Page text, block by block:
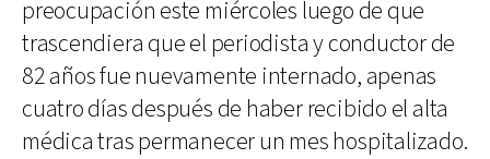
preocupación este miércoles luego de que
trascendiera que el periodista y conductor de
82 años fue nuevamente internado, apenas
cuatro días después de haber recibido el alta
médica tras permanecer un mes hospitalizado.